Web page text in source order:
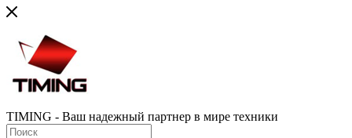
TIMING - Ваш надежный партнер в мире техники